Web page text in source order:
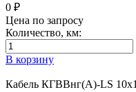
0 ₽
Цена по запросу
Количество, км:
В корзину
Кабель КГВВнг(А)-LS